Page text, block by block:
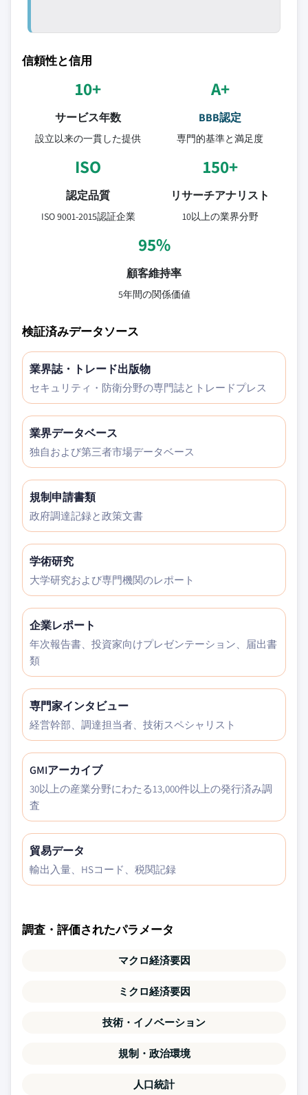
信頼性と信用
10+
サービス年数
設立以来の一貫した提供
A+
BBB認定
専門的基準と満足度
ISO
認定品質
ISO 9001-2015認証企業
150+
リサーチアナリスト
10以上の業界分野
95%
顧客維持率
5年間の関係価値
検証済みデータソース
業界誌・トレード出版物
セキュリティ・防衛分野の専門誌とトレードプレス
業界データベース
独自および第三者市場データベース
規制申請書類
政府調達記録と政策文書
学術研究
大学研究および専門機関のレポート
企業レポート
年次報告書、投資家向けプレゼンテーション、届出書
類
専門家インタビュー
経営幹部、調達担当者、技術スペシャリスト
GMIアーカイブ
30以上の産業分野にわたる13,000件以上の発行済み調
査
貿易データ
輸出入量、HSコード、税関記録
調査・評価されたパラメータ
マクロ経済要因
ミクロ経済要因
技術・イノベーション
規制・政治環境
人口統計